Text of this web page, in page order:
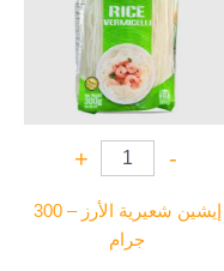
-
+
إيشين شعيرية الأرز – 300
جرام